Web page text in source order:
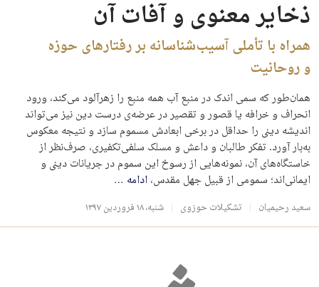
ذخایر معنوی و آفات آن
همراه با تأملی آسیب‌شناسانه بر رفتارهای حوزه
و روحانیت
همان‌طور که سمی اندک در منبع آب همه منبع را زهرآلود می‌کند، ورود
انحراف و خرافه یا قصور و تقصیر در عرضه‌ی درست دین نیز می‌تواند
اندیشه دینی را حداقل در برخی ابعادش مسموم سازد و نتیجه معکوس
به‌بار آورد. تفکر طالبان و داعش و مسلک سلفی‌تکفیری، صرف‌نظر از
خاستگاه‌های آن، نمونه‌‌هایی از رسوخ این سموم در جریانات دینی و
ایمانی‌اند؛ سمومی از قبیل جهل مقدس،ادامه …
سعید رحیمیان تشکیلات حوزوی شنبه، ۱۸ فروردین ۱۳۹۷